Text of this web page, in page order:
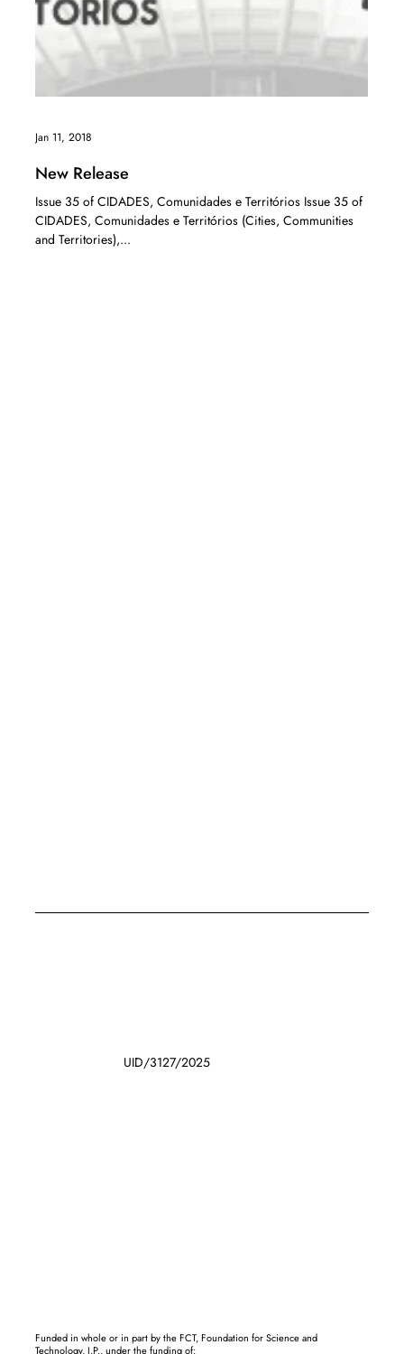
New Release
Issue 35 of CIDADES, Comunidades e Territórios Issue 35 of
CIDADES, Comunidades e Territórios (Cities, Communities
and Territories),...
Jan 11, 2018
UID/3127/2025
Funded in whole or in part by the FCT, Foundation for Science and
Technology, I.P., under the funding of: